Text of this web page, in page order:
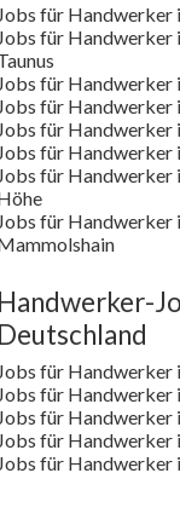
Jobs für Handwerker
Jobs für Handwerker
Jobs für Handwerker
Jobs für Handwerker
Jobs für
Jobs für Handwerker
Jobs für
Jobs für Handwerker
Handwerker-
Deutschland
Jobs für Handwerker
Jobs für Handwerker
Jobs für Handwerker
Jobs für Handwerker
Jobs für